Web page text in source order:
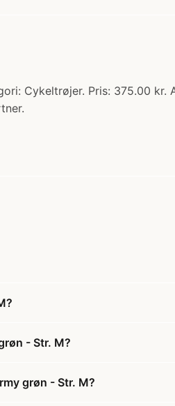
Cykeltrøjer. Pris: 375.00
- Str. M?
grøn - Str. M?